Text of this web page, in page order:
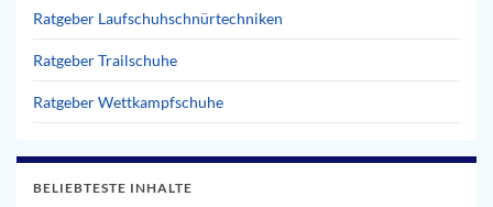
Ratgeber Laufschuhschnürtechniken
Ratgeber Trailschuhe
Ratgeber Wettkampfschuhe
BELIEBTESTE INHALTE